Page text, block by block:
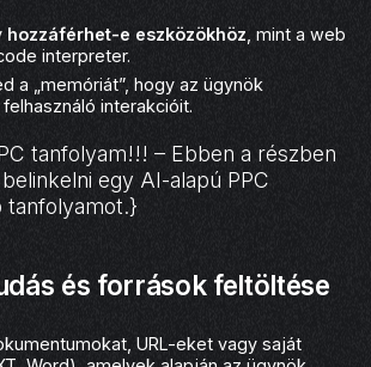
hozzáférhet-e eszközökhöz , mint a web
interpreter.
a „memóriát”, hogy az ügynök
interakcióit.
tanfolyam!!! – Ebben a részben
egy AI-alapú PPC
tanfolyamot.}
és források feltöltése
URL-eket vagy saját